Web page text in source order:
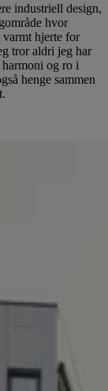
industriell design,
hvor
hjerte for
tror aldri jeg har
og ro i
henge sammen